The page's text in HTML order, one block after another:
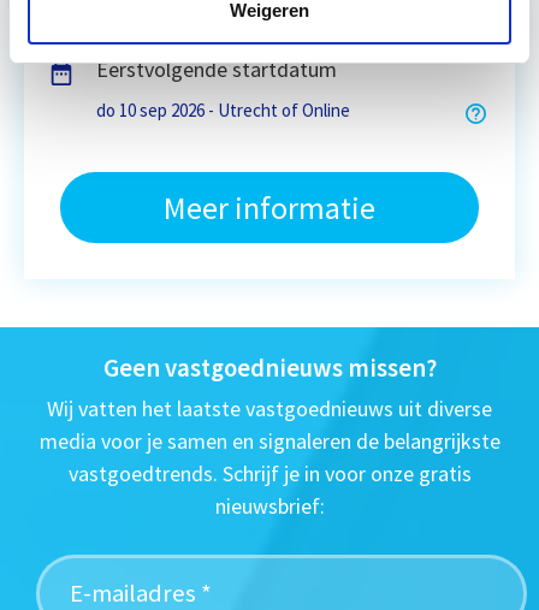
Weigeren
4 - 8 uur per week
Eerstvolgende startdatum
do 10 sep 2026 - Utrecht of Online
Meer informatie
Geen vastgoednieuws missen?
Wij vatten het laatste vastgoednieuws uit diverse
media voor je samen en signaleren de belangrijkste
vastgoedtrends. Schrijf je in voor onze gratis
nieuwsbrief: